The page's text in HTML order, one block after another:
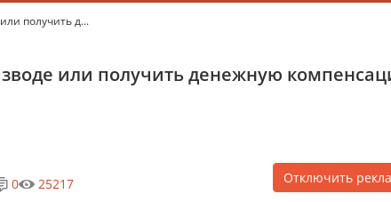
получить д...
или получить денежную
0 25217 Отключить